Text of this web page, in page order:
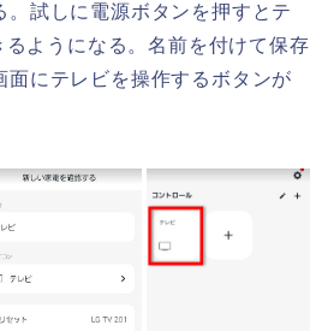
。試しに電源ボタンを押すとテ
ようになる。名前を付けて保存
面にテレビを操作するボタンが